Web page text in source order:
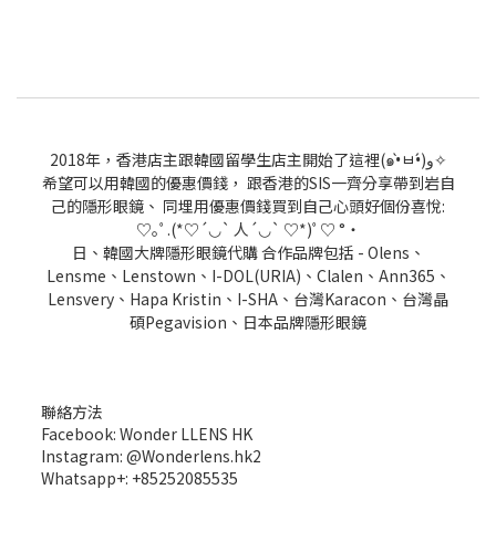
2018年，香港店主跟韓國留學生店主開始了這裡(๑•̀ㅂ•́)و✧
希望可以用韓國的優惠價錢， 跟香港的SIS一齊分享帶到岩自
己的隱形眼鏡、 同埋用優惠價錢買到自己心頭好個份喜悅:
♡｡ﾟ.(*♡´◡` 人´◡` ♡*)ﾟ♡ °・
日、韓國大牌隱形眼鏡代購 合作品牌包括 - Olens、
Lensme、Lenstown、I-DOL(URIA)、Clalen、Ann365、
Lensvery、Hapa Kristin、I-SHA、台灣Karacon、台灣晶
碩Pegavision、日本品牌隱形眼鏡
聯絡方法
Facebook: Wonder LLENS HK
Instagram: @Wonderlens.hk2
Whatsapp+: +85252085535